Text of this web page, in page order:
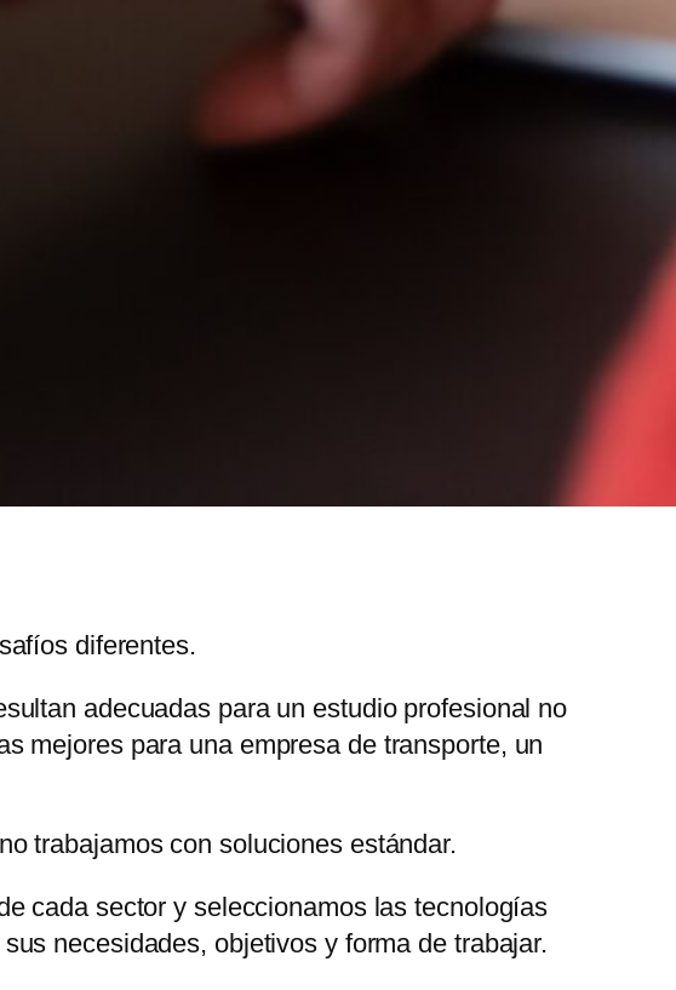
diferentes.
adecuadas para un estudio profesional no
mejores para una empresa de transporte, un
trabajamos con soluciones estándar.
cada sector y seleccionamos las tecnologías
necesidades, objetivos y forma de trabajar.